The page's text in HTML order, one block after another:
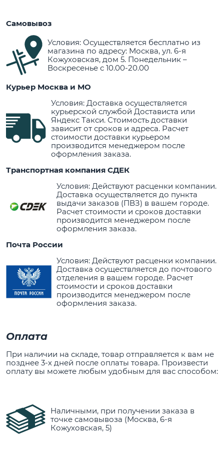
Самовывоз
Условия: Осуществляется бесплатно из
магазина по адресу: Москва, ул. 6-я
Кожуховская, дом 5. Понедельник –
Воскресенье с 10.00-20.00
Курьер Москва и МО
Условия: Доставка осуществляется
курьерской службой Достависта или
Яндекс Такси. Стоимость доставки
зависит от сроков и адреса. Расчет
стоимости доставки курьером
производится менеджером после
оформления заказа.
Транспортная компания СДЕК
Условия: Действуют расценки компании.
Доставка осуществляется до пункта
выдачи заказов (ПВЗ) в вашем городе.
Расчет стоимости и сроков доставки
производится менеджером после
оформления заказа.
Почта России
Условия: Действуют расценки компании.
Доставка осуществляется до почтового
отделения в вашем городе. Расчет
стоимости и сроков доставки
производится менеджером после
оформления заказа.
Оплата
При наличии на складе, товар отправляется к вам не
позднее 3-х дней после оплаты товара. Произвести
оплату вы можете любым удобным для вас способом:
Наличными, при получении заказа в
точке самовывоза (Москва, 6-я
Кожуховская, 5)